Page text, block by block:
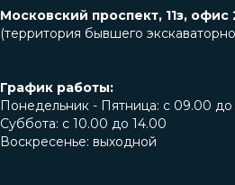
Московский проспект, 11з, офис
(территория бывшего
График работы:
Понедельник - Пятница: с 09.00 до
Суббота: с 10.00 до 14.00
Воскресенье: выходной